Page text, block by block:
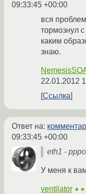
09:33:45 +00:00
вся
тормознул
каким
знаю.
22.01.2012
Ссылка
Ответ на:
09:33:45 +00:00
eth1 -
У меня к
ventilator